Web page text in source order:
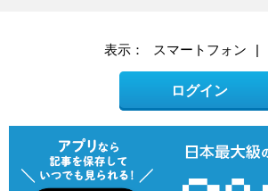
表示： スマートフォン |
ログイン